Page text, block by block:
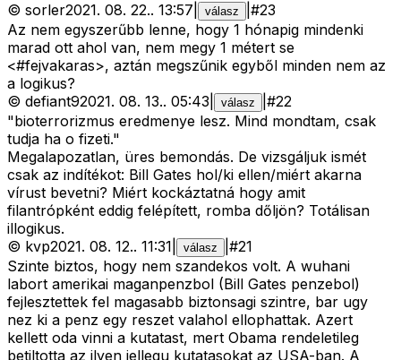
© sorler2021. 08. 22.. 13:57 válasz #23
Az nem egyszerűbb lenne, hogy 1 hónapig mindenki
marad ott ahol van, nem megy 1 métert se
<#fejvakaras>, aztán megszűnik egyből minden nem az
a logikus?
© defiant92021. 08. 13.. 05:43 válasz #22
"bioterrorizmus eredmenye lesz. Mind mondtam, csak
tudja ha o fizeti."
Megalapozatlan, üres bemondás. De vizsgáljuk ismét
csak az indítékot: Bill Gates hol/ki ellen/miért akarna
vírust bevetni? Miért kockáztatná hogy amit
filantrópként eddig felépített, romba dőljön? Totálisan
illogikus.
© kvp2021. 08. 12.. 11:31 válasz #21
Szinte biztos, hogy nem szandekos volt. A wuhani
labort amerikai maganpenzbol (Bill Gates penzebol)
fejlesztettek fel magasabb biztonsagi szintre, bar ugy
nez ki a penz egy reszet valahol ellophattak. Azert
kellett oda vinni a kutatast, mert Obama rendeletileg
betiltotta az ilyen jellegu kutatasokat az USA-ban. A